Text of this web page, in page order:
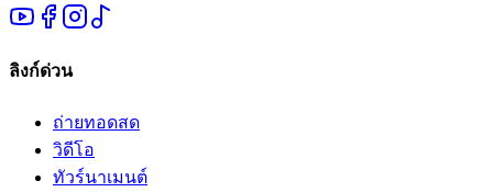
ลิงก์ด่วน
ถ่ายทอดสด
วิดีโอ
ทัวร์นาเมนต์